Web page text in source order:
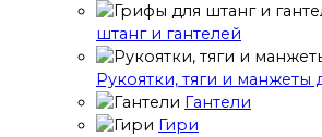
штанг и гантелей
Рукоятки, тяги и манжеты
Гантели
Гири